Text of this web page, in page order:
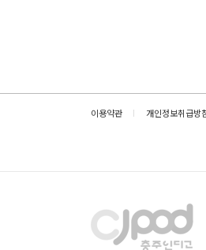
이용약관 개인정보취급방